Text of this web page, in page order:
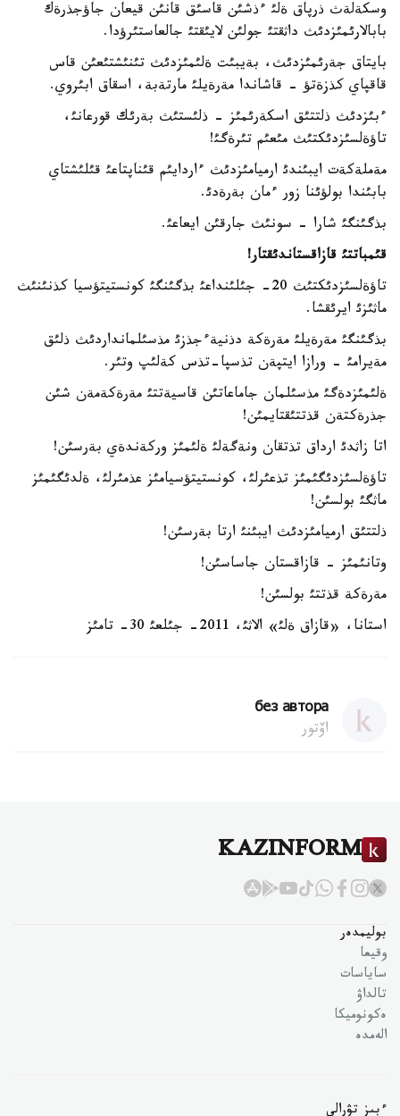
وسكةلةث ذرپاق ةلئ ءذشئن قاسئق قانئن قيعان جاؤجذرةك
بابالارئمئزدئث داثقتئ جولئن لايئقتئ جالعاستئرؤدا.
بايتاق جةرئمئزدئث، بةيبئت ةلئمئزدئث تئنئشتئعئن قاس
قاقپاي كذزةتؤ - قاشاندا مةرةيلئ مارتةبة، اسقاق ابئروي.
ءبئزدئث ذلتتئق اسكةرئمئز - ذلئستئث بةرئك قورعانئ،
تاؤةلسئزدئكتئث مئعئم تئرةگئ!
مةملةكةت ايبئندئ ارميامئزدئث ءاردايئم قئناپتاعئ قئلئشتاي
بابئندا بولؤئنا زور ءمان بةرةدئ.
بذگئنگئ شارا - سونئث جارقئن ايعاعئ.
قئمباتتئ قازاقستاندئقتار!
تاؤةلسئزدئكتئث 20- جئلئنداعئ بذگئنگئ كونستيتؤسيا كذنئنئث
ماثئزئ ايرئقشا.
بذگئنگئ مةرةيلئ مةرةكة دذنيةءجذزئ مذسئلمانداردئث ذلئق
مةيرامئ - ورازا ايتپةن تذسپا-تذس كةلئپ وتئر.
ةلئمئزدةگئ مذسئلمان جاماعاتئن قاسيةتتئ مةرةكةمةن شئن
جذرةكتةن قذتتئقتايمئن!
اتا زاثدئ ارداق تذتقان ونةگةلئ ةلئمئز وركةندةي بةرسئن!
تاؤةلسئزدئگئمئز تذعئرلئ، كونستيتؤسيامئز عذمئرلئ، ةلدئگئمئز
ماثگئ بولسئن!
ذلتتئق ارميامئزدئث ايبئنئ ارتا بةرسئن!
وتانئمئز - قازاقستان جاساسئن!
مةرةكة قذتتئ بولسئن!
استانا، «قازاق ةلئ» الاثئ، 2011- جئلعئ 30- تامئز
без автора
اۆتور
KAZINFORM
بوليمدەر
وقيعا
ساياسات
تالداۋ
ەكونوميكا
الەمدە
ءبىز تۋرالى